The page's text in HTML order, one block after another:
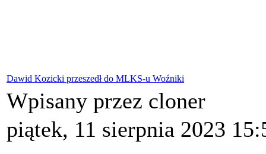
Dawid Kozicki przeszedł do MLKS-u Woźniki
Wpisany przez cloner
piątek, 11 sierpnia 2023